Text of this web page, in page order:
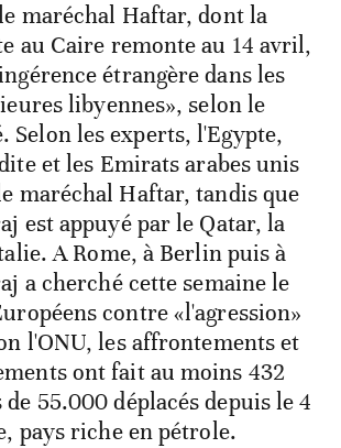
maréchal Haftar, dont la
au Caire remonte au 14 avril,
étrangère dans les
libyennes», selon le
Selon les experts, l'Egypte,
et les Emirats arabes unis
maréchal Haftar, tandis que
est appuyé par le Qatar, la
A Rome, à Berlin puis à
a cherché cette semaine le
contre «l'agression»
l'ONU, les affrontements et
ont fait au moins 432
55.000 déplacés depuis le 4
pays riche en pétrole.